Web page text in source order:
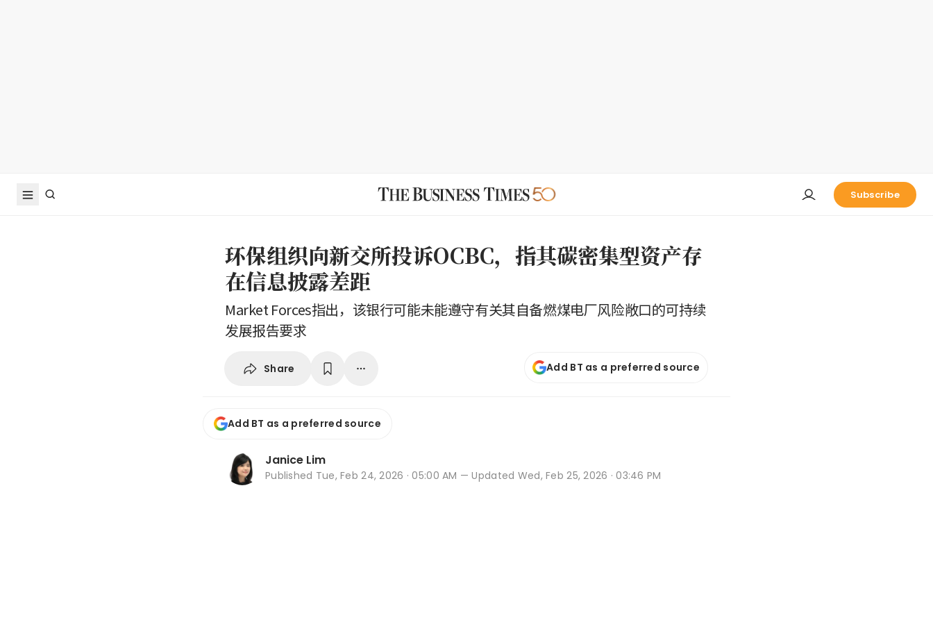
Subscribe
环保组织向新交所投诉OCBC，指其碳密集型资产存
在信息披露差距
Market Forces指出，该银行可能未能遵守有关其自备燃煤电厂风险敞口的可持续
发展报告要求
Share Add BT as a preferred source
Add BT as a preferred source
Janice Lim
Published Tue, Feb 24, 2026 · 05:00 AM — Updated Wed, Feb 25, 2026 · 03:46 PM